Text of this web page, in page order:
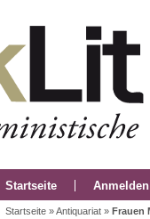
Startseite Anmelden
Startseite »Antiquariat » Frauen